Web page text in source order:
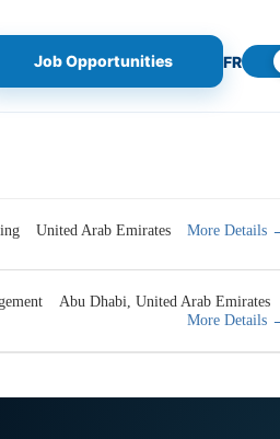
Job Opportunities FR
United Arab Emirates More Details
Abu Dhabi United Arab Emirates
More Details